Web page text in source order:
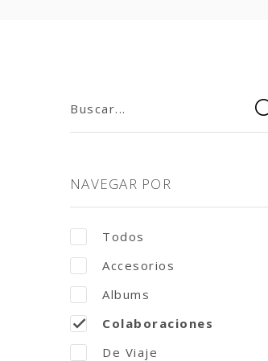
Buscar...
NAVEGAR POR
Todos
Accesorios
Albums
Colaboraciones
De Viaje